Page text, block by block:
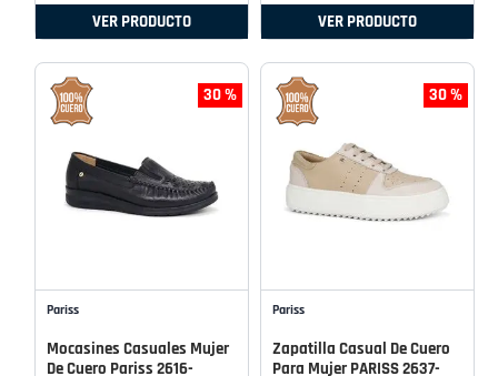
VER PRODUCTO VER PRODUCTO
30 %
Pariss
Mocasines Casuales Mujer
De Cuero Pariss 2616-
30 %
Pariss
Zapatilla Casual De Cuero
Para Mujer PARISS 2637-